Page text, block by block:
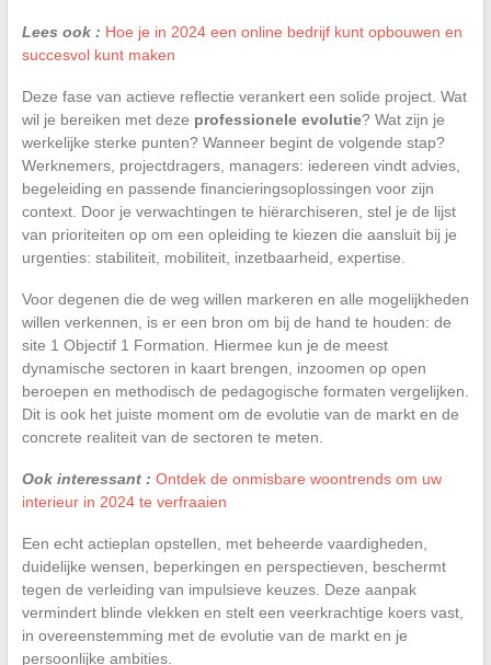
Lees ook : Hoe je in 2024 een online bedrijf kunt opbouwen en
succesvol kunt maken
Deze fase van actieve reflectie verankert een solide project. Wat
wil je bereiken met deze professionele evolutie? Wat zijn je
werkelijke sterke punten? Wanneer begint de volgende stap?
Werknemers, projectdragers, managers: iedereen vindt advies,
begeleiding en passende financieringsoplossingen voor zijn
context. Door je verwachtingen te hiërarchiseren, stel je de lijst
van prioriteiten op om een opleiding te kiezen die aansluit bij je
urgenties: stabiliteit, mobiliteit, inzetbaarheid, expertise.
Voor degenen die de weg willen markeren en alle mogelijkheden
willen verkennen, is er een bron om bij de hand te houden: de
site 1 Objectif 1 Formation. Hiermee kun je de meest
dynamische sectoren in kaart brengen, inzoomen op open
beroepen en methodisch de pedagogische formaten vergelijken.
Dit is ook het juiste moment om de evolutie van de markt en de
concrete realiteit van de sectoren te meten.
Ook interessant : Ontdek de onmisbare woontrends om uw
interieur in 2024 te verfraaien
Een echt actieplan opstellen, met beheerde vaardigheden,
duidelijke wensen, beperkingen en perspectieven, beschermt
tegen de verleiding van impulsieve keuzes. Deze aanpak
vermindert blinde vlekken en stelt een veerkrachtige koers vast,
in overeenstemming met de evolutie van de markt en je
persoonlijke ambities.